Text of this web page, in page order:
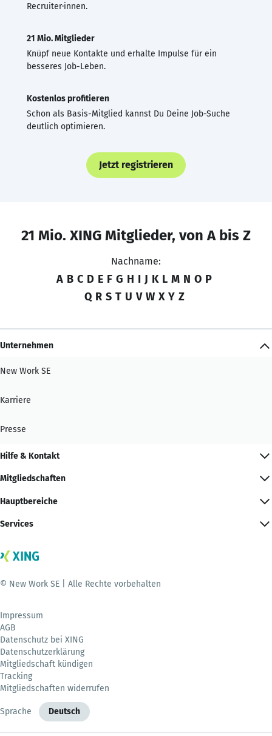
Recruiter·innen.
21 Mio. Mitglieder
Knüpf neue Kontakte und erhalte Impulse für ein
besseres Job-Leben.
Kostenlos profitieren
Schon als Basis-Mitglied kannst Du Deine Job-Suche
deutlich optimieren.
Jetzt registrieren
21 Mio. XING Mitglieder, von A bis Z
Nachname:
A B C D E F G H I J K L M N O P
Q R S T U V W X Y Z
Unternehmen
New Work SE
Karriere
Presse
Hilfe & Kontakt
Mitgliedschaften
Hauptbereiche
Services
© New Work SE | Alle Rechte vorbehalten
Impressum
AGB
Datenschutz bei XING
Datenschutzerklärung
Mitgliedschaft kündigen
Tracking
Mitgliedschaften widerrufen
Sprache Deutsch